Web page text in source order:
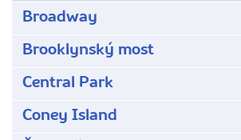
Broadway
Brooklynský most
Central Park
Coney Island